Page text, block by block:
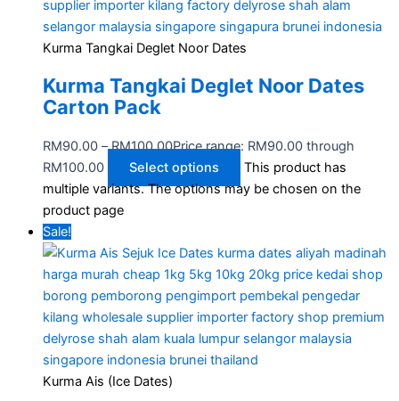
Kurma Tangkai Deglet Noor Dates
Kurma Tangkai Deglet Noor Dates
Carton Pack
RM90.00 – RM100.00Price range: RM90.00 through
RM100.00
Select options
This product has
multiple variants. The options may be chosen on the
product page
Sale!
Kurma Ais (Ice Dates)